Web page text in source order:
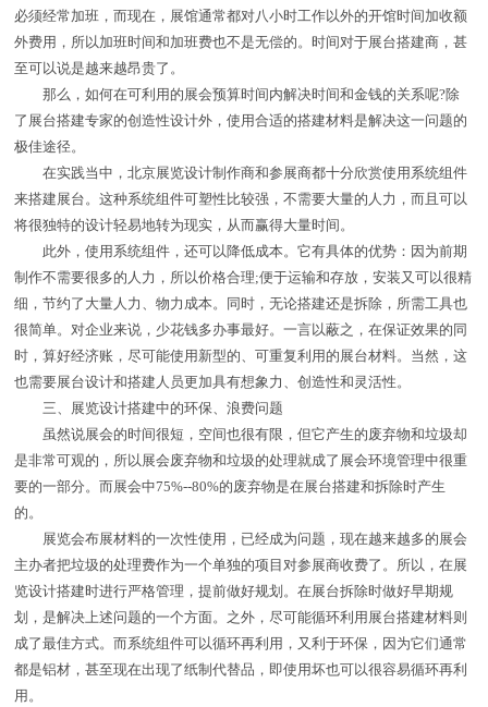
必须经常加班，而现在，展馆通常都对八小时工作以外的开馆时间加收额
外费用，所以加班时间和加班费也不是无偿的。时间对于展台搭建商，甚
至可以说是越来越昂贵了。
那么，如何在可利用的展会预算时间内解决时间和金钱的关系呢?除
了展台搭建专家的创造性设计外，使用合适的搭建材料是解决这一问题的
极佳途径。
在实践当中，北京展览设计制作商和参展商都十分欣赏使用系统组件
来搭建展台。这种系统组件可塑性比较强，不需要大量的人力，而且可以
将很独特的设计轻易地转为现实，从而赢得大量时间。
此外，使用系统组件，还可以降低成本。它有具体的优势：因为前期
制作不需要很多的人力，所以价格合理;便于运输和存放，安装又可以很精
细，节约了大量人力、物力成本。同时，无论搭建还是拆除，所需工具也
很简单。对企业来说，少花钱多办事最好。一言以蔽之，在保证效果的同
时，算好经济账，尽可能使用新型的、可重复利用的展台材料。当然，这
也需要展台设计和搭建人员更加具有想象力、创造性和灵活性。
三、展览设计搭建中的环保、浪费问题
虽然说展会的时间很短，空间也很有限，但它产生的废弃物和垃圾却
是非常可观的，所以展会废弃物和垃圾的处理就成了展会环境管理中很重
要的一部分。而展会中75%--80%的废弃物是在展台搭建和拆除时产生
的。
展览会布展材料的一次性使用，已经成为问题，现在越来越多的展会
主办者把垃圾的处理费作为一个单独的项目对参展商收费了。所以，在展
览设计搭建时进行严格管理，提前做好规划。在展台拆除时做好早期规
划，是解决上述问题的一个方面。之外，尽可能循环利用展台搭建材料则
成了最佳方式。而系统组件可以循环再利用，又利于环保，因为它们通常
都是铝材，甚至现在出现了纸制代替品，即使用坏也可以很容易循环再利
用。